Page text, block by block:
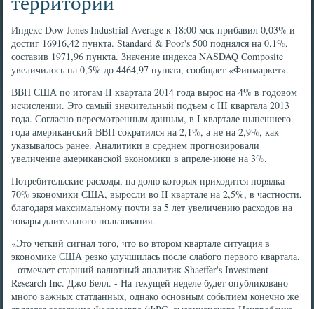
Индекс Dow Jones Industrial Average к 18:00 мск прибавил 0,03% и
достиг 16916,42 пункта. Standard & Poor's 500 поднялся на 0,1%,
составив 1971,96 пункта. Значение индекса NASDAQ Composite
увеличилось на 0,5% до 4464,97 пункта, сообщает «Финмаркет».
ВВП США по итогам II квартала 2014 года вырос на 4% в годовом
исчислении. Это самый значительный подъем с III квартала 2013
года. Согласно пересмотренным данным, в I квартале нынешнего
года американский ВВП сократился на 2,1%, а не на 2,9%, как
указывалось ранее. Аналитики в среднем прогнозировали
увеличение американской экономики в апреле-июне на 3%.
Потребительские расходы, на долю которых приходится порядка
70% экономики США, выросли во II квартале на 2,5%, в частности,
благодаря максимальному почти за 5 лет увеличению расходов на
товары длительного пользования.
«Это четкий сигнал того, что во втором квартале ситуация в
экономике США резко улучшилась после слабого первого квартала,
- отмечает старший валютный аналитик Shaeffer's Investment
Research Inc. Джо Белл. - На текущей неделе будет опубликовано
много важных статданных, однако основным событием конечно же